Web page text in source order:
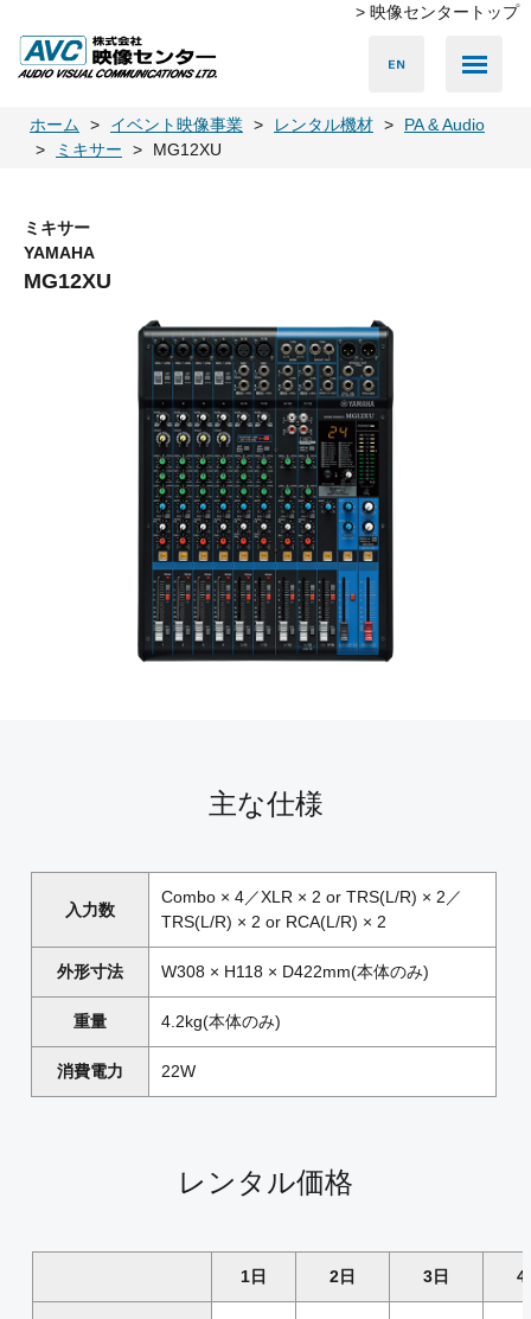
> 映像センタートップ
ホーム イベント映像事業 レンタル機材
PA & Audio
ミキサー
MG12XU
ミキサー
YAMAHA
MG12XU
主な仕様
入力数
Combo × 4／XLR × 2 or TRS(L/R) × 2／
TRS(L/R) × 2 or RCA(L/R) × 2
外形寸法 W308 × H118 × D422mm(本体のみ)
重量 4.2kg(本体のみ)
消費電力 22W
レンタル価格
1日 2日 3日 4